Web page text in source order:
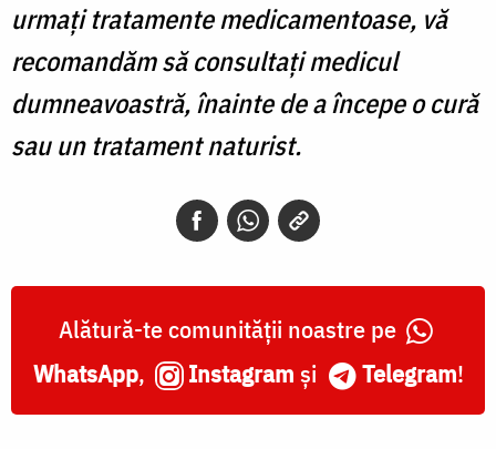
urmați tratamente medicamentoase, vă
recomandăm să consultați medicul
dumneavoastră, înainte de a începe o cură
sau un tratament naturist.
Alătură-te comunității noastre pe
WhatsApp, Instagram și Telegram!